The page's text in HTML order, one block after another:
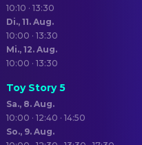
10:10 · 13:30
Di., 11. Aug.
10:00 · 13:30
Mi., 12. Aug.
10:00 · 13:30
Toy Story 5
Sa., 8. Aug.
10:00 · 12:40 · 14:50
So., 9. Aug.